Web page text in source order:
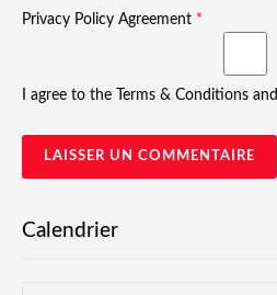
Privacy Policy Agreement *
I agree to the Terms & Conditions and
Calendrier